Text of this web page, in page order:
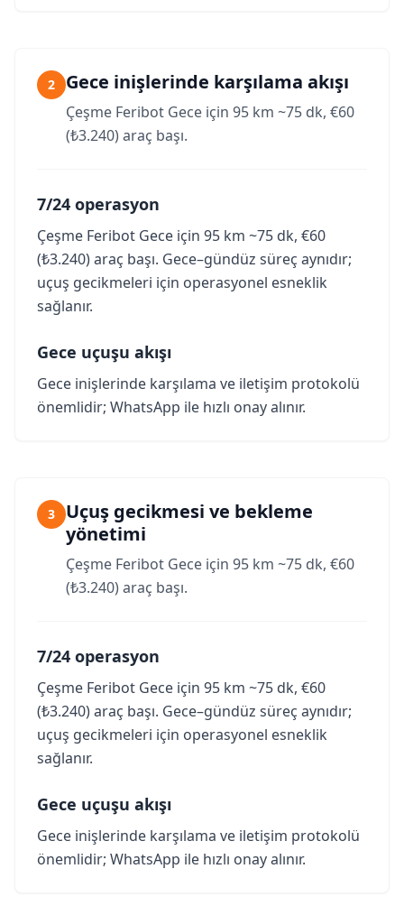
2 Gece inişlerinde karşılama akışı
Çeşme Feribot Gece için 95 km ~75 dk, €60
(₺3.240) araç başı.
7/24 operasyon
Çeşme Feribot Gece için 95 km ~75 dk, €60
(₺3.240) araç başı. Gece–gündüz süreç aynıdır;
uçuş gecikmeleri için operasyonel esneklik
sağlanır.
Gece uçuşu akışı
Gece inişlerinde karşılama ve iletişim protokolü
önemlidir; WhatsApp ile hızlı onay alınır.
3
Uçuş gecikmesi ve bekleme
yönetimi
Çeşme Feribot Gece için 95 km ~75 dk, €60
(₺3.240) araç başı.
7/24 operasyon
Çeşme Feribot Gece için 95 km ~75 dk, €60
(₺3.240) araç başı. Gece–gündüz süreç aynıdır;
uçuş gecikmeleri için operasyonel esneklik
sağlanır.
Gece uçuşu akışı
Gece inişlerinde karşılama ve iletişim protokolü
önemlidir; WhatsApp ile hızlı onay alınır.